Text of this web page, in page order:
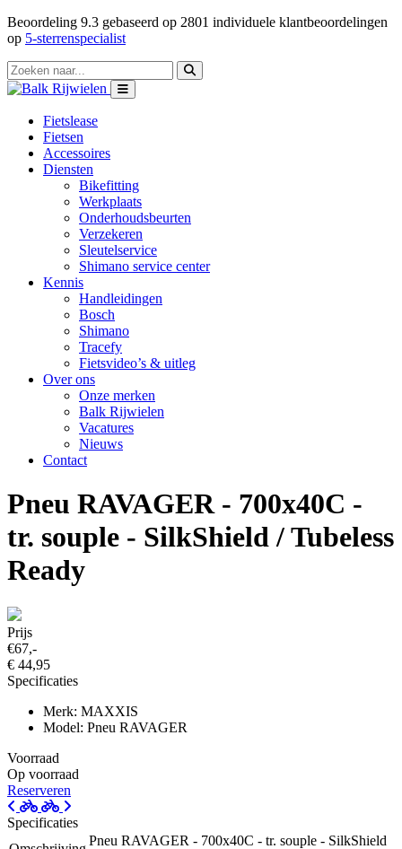
Beoordeling 9.3 gebaseerd op 2801 individuele klantbeoordelingen
op 5-sterrenspecialist
Fietslease
Fietsen
Accessoires
Diensten
Bikefitting
Werkplaats
Onderhoudsbeurten
Verzekeren
Sleutelservice
Shimano service center
Kennis
Handleidingen
Bosch
Shimano
Tracefy
Fietsvideo’s & uitleg
Over ons
Onze merken
Balk Rijwielen
Vacatures
Nieuws
Contact
Pneu RAVAGER - 700x40C -
tr. souple - SilkShield / Tubeless
Ready
Prijs
€67,-
€ 44,95
Specificaties
Merk: MAXXIS
Model: Pneu RAVAGER
Voorraad
Op voorraad
Reserveren
Specificaties
Pneu RAVAGER - 700x40C - tr. souple - SilkShield